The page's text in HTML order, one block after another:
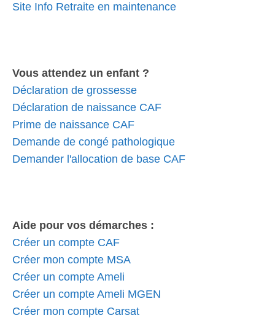
Site Info Retraite en maintenance
Vous attendez un enfant ?
Déclaration de grossesse
Déclaration de naissance CAF
Prime de naissance CAF
Demande de congé pathologique
Demander l'allocation de base CAF
Aide pour vos démarches :
Créer un compte CAF
Créer mon compte MSA
Créer un compte Ameli
Créer un compte Ameli MGEN
Créer mon compte Carsat